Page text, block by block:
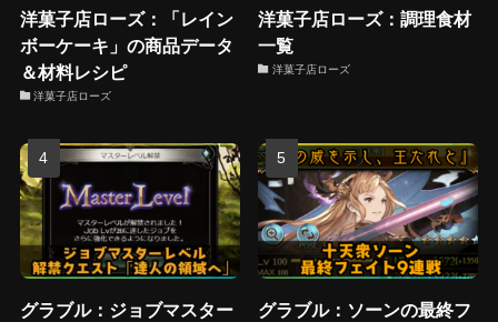
洋菓子店ローズ：「レイン
ボーケーキ」の商品データ
＆材料レシピ
洋菓子店ローズ
洋菓子店ローズ：調理食材
一覧
洋菓子店ローズ
グラブル：ジョブマスター
グラブル：ソーンの最終フ